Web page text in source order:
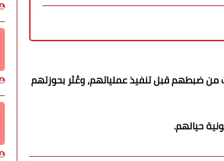
من ضبطهم قبل تنفيذ عملياتهم، وعُثر بحوزتهم
حيالهم.